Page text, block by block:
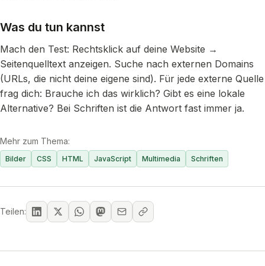
Was du tun kannst
Mach den Test: Rechtsklick auf deine Website →
Seitenquelltext anzeigen. Suche nach externen Domains
(URLs, die nicht deine eigene sind). Für jede externe Quelle
frag dich: Brauche ich das wirklich? Gibt es eine lokale
Alternative? Bei Schriften ist die Antwort fast immer ja.
Mehr zum Thema:
Bilder CSS HTML JavaScript Multimedia Schriften
Teilen: